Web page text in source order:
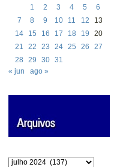
1
2 3 4 5
6
7
8 9 10 11 12
13
14
15 16 17 18 19
20
21
22 23 24 25 26
27
28
29 30 31
« jun
ago »
Arquivos